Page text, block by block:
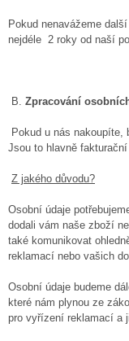
Pokud nenavážeme
nejdéle 2 roky od naší
B. Zpracování
Pokud u nás nakoupíte,
Jsou to hlavně
Z jakého důvodu?
Osobní údaje
dodali vám naše zboží
také komunikovat
reklamací nebo vašich
Osobní údaje budeme
které nám plynou ze
pro vyřízení reklamací a